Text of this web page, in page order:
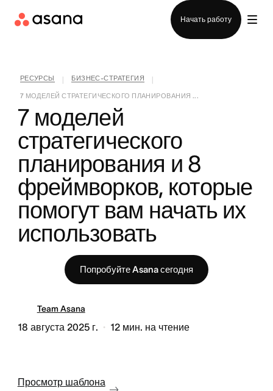
Начать работу
РЕСУРСЫ БИЗНЕС-СТРАТЕГИЯ
7 МОДЕЛЕЙ СТРАТЕГИЧЕСКОГО ПЛАНИРОВАНИЯ ...
7 моделей
стратегического
планирования и 8
фреймворков, которые
помогут вам начать их
использовать
Попробуйте Asana сегодня
Team Asana
18 августа 2025 г. 12 мин. на чтение
Просмотр шаблона